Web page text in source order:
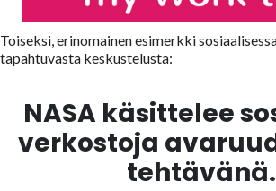
Toiseksi, erinomainen esimerkki
tapahtuvasta keskustelusta:
NASA käsittelee
verkostoja
tehtävänä.